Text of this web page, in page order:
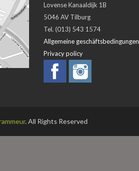
(1)
(4)
(6)
Lovense Kanaaldijk 1B
5046 AV Tilburg
Tel. (013) 543 1574
Allgemeine geschäftsbedingungen
Privacy policy
. All Rights Reserved